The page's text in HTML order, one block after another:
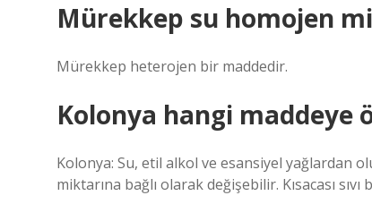
Mürekkep su homojen
Mürekkep heterojen bir maddedir.
Kolonya hangi maddeye
Kolonya: Su, etil alkol ve esansiyel yağlardan
miktarına bağlı olarak değişebilir. Kısacası sıvı